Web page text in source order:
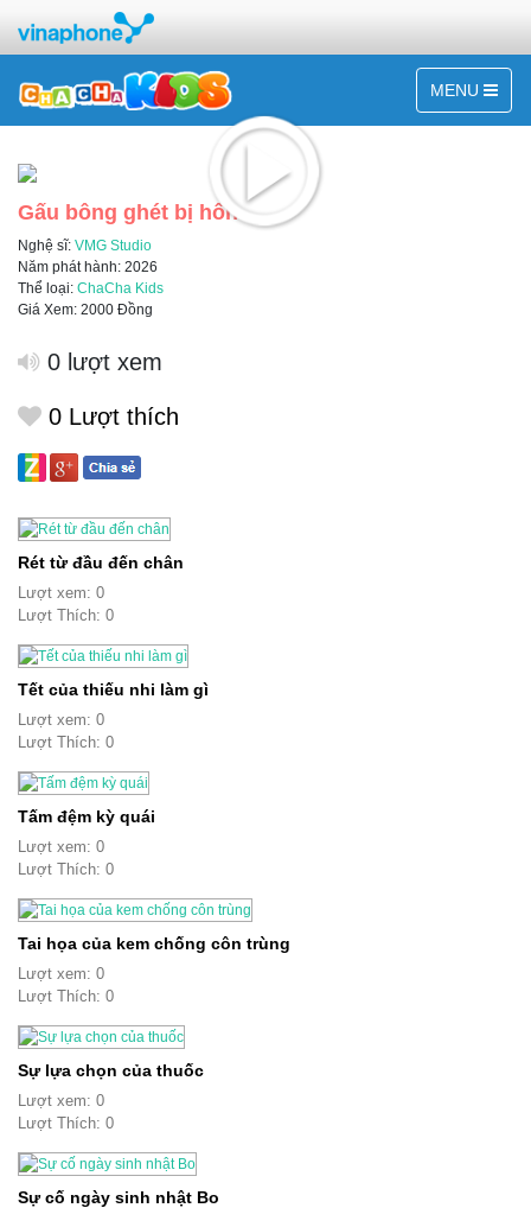
MENU
Gấu bông ghét bị hôn
Nghệ sĩ: VMG Studio
Năm phát hành: 2026
Thể loại: ChaCha Kids
Giá Xem: 2000 Đồng
0 lượt xem
0 Lượt thích
Rét từ đầu đến chân
Lượt xem: 0
Lượt Thích: 0
Tết của thiếu nhi làm gì
Lượt xem: 0
Lượt Thích: 0
Tấm đệm kỳ quái
Lượt xem: 0
Lượt Thích: 0
Tai họa của kem chống côn trùng
Lượt xem: 0
Lượt Thích: 0
Sự lựa chọn của thuốc
Lượt xem: 0
Lượt Thích: 0
Sự cố ngày sinh nhật Bo